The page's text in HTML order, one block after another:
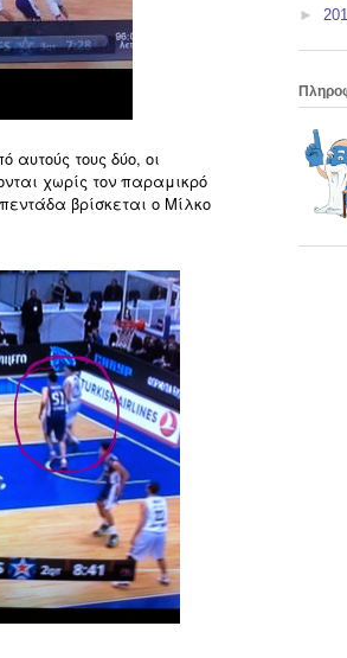
αυτούς τους δύο, οι
χωρίς τον παραμικρό
βρίσκεται ο Μίλκο
►